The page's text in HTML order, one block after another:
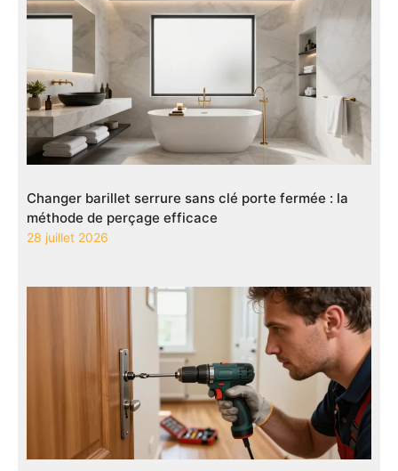
Changer barillet serrure sans clé porte fermée : la
méthode de perçage efficace
28 juillet 2026